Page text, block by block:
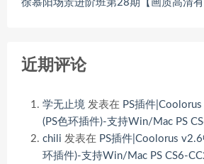
徐慕阳场景进阶班第28期【画质高清有
近期评论
学无止境 发表在 PS插件
(PS色环插件)-支持Win/Mac PS
chili 发表在 PS插件|Coolorus
环插件)-支持Win/Mac PS CS6-